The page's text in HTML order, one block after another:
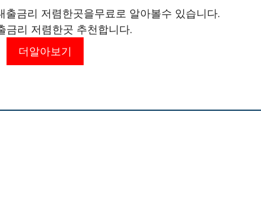
출금리 저렴한곳을무료로 알아볼수 있습니다.
금리 저렴한곳 추천합니다.
더알아보기